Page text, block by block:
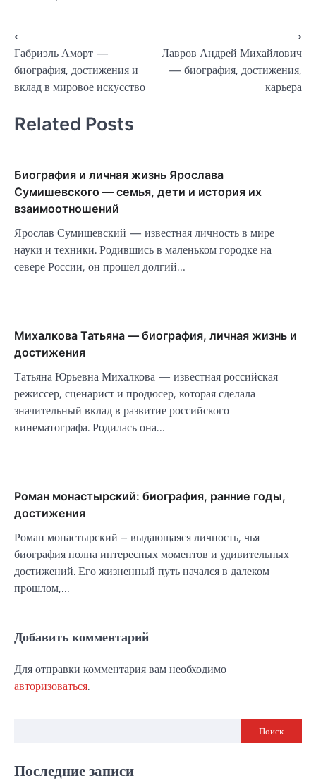
Навигация
по
записям
⟵
Габриэль Аморт —
биография, достижения и
вклад в мировое искусство
Лавров Андрей Михайлович
— биография, достижения,
карьера
⟶
Related Posts
Биография и личная жизнь Ярослава
Сумишевского — семья, дети и история их
взаимоотношений
Ярослав Сумишевский — известная личность в мире
науки и техники. Родившись в маленьком городке на
севере России, он прошел долгий…
Михалкова Татьяна — биография, личная жизнь и
достижения
Татьяна Юрьевна Михалкова — известная российская
режиссер, сценарист и продюсер, которая сделала
значительный вклад в развитие российского
кинематографа. Родилась она…
Роман монастырский: биография, ранние годы,
достижения
Роман монастырский – выдающаяся личность, чья
биография полна интересных моментов и удивительных
достижений. Его жизненный путь начался в далеком
прошлом,…
Добавить комментарий
Для отправки комментария вам необходимо
авторизоваться.
Поиск
Последние записи